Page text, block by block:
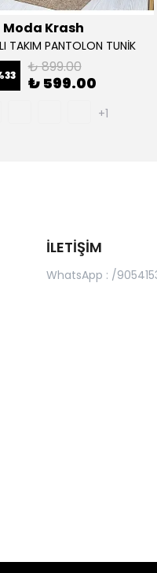
Moda Krash
TAKIM PANTOLON TUNİK
33 ₺ 899.00
₺ 599.00
+1
İLETİŞİM
WhatsApp : /